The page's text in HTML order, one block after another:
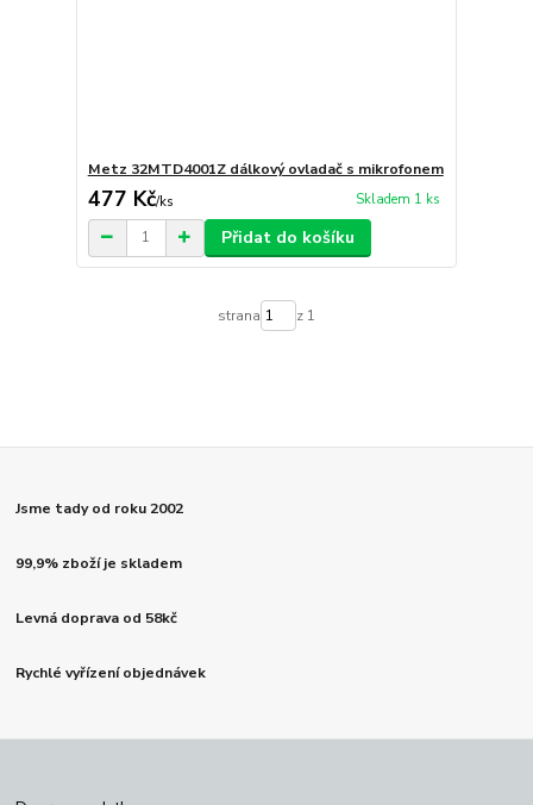
Metz 32MTD4001Z dálkový ovladač s mikrofonem
477 Kč/ks Skladem 1 ks
Přidat do košíku
strana z 1
Jsme tady od roku 2002
99,9% zboží je skladem
Levná doprava od 58kč
Rychlé vyřízení objednávek